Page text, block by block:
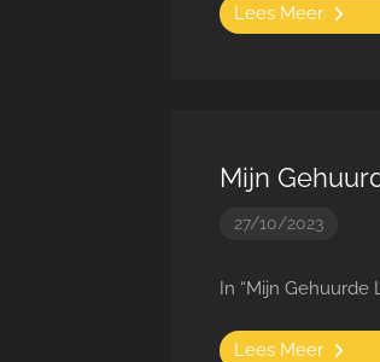
Lees Meer
Mijn
27/10/2023
In “Mijn
Lees Meer